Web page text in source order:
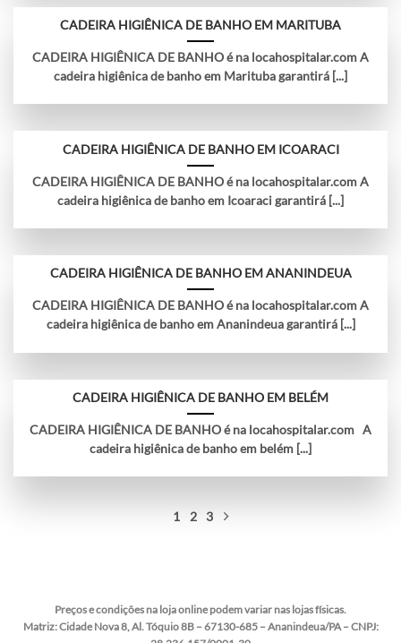
CADEIRA HIGIÊNICA DE BANHO EM MARITUBA
CADEIRA HIGIÊNICA DE BANHO é na locahospitalar.com A
cadeira higiênica de banho em Marituba garantirá [...]
CADEIRA HIGIÊNICA DE BANHO EM ICOARACI
CADEIRA HIGIÊNICA DE BANHO é na locahospitalar.com A
cadeira higiênica de banho em Icoaraci garantirá [...]
CADEIRA HIGIÊNICA DE BANHO EM ANANINDEUA
CADEIRA HIGIÊNICA DE BANHO é na locahospitalar.com A
cadeira higiênica de banho em Ananindeua garantirá [...]
CADEIRA HIGIÊNICA DE BANHO EM BELÉM
CADEIRA HIGIÊNICA DE BANHO é na locahospitalar.com A
cadeira higiênica de banho em belém [...]
1 2 3
Preços e condições na loja online podem variar nas lojas físicas.
Matriz:Cidade Nova 8, Al. Tóquio 8B – 67130-685 – Ananindeua/PA – CNPJ: